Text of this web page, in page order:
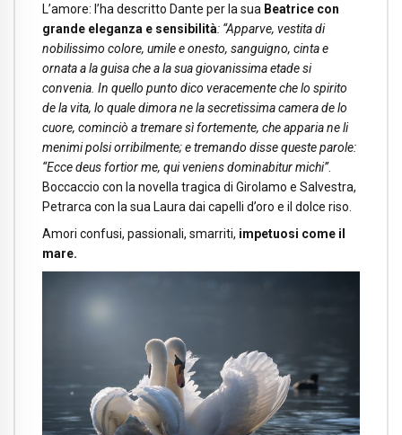
L’amore: l’ha descritto Dante per la sua Beatrice con
grande eleganza e sensibilità: “Apparve, vestita di
nobilissimo colore, umile e onesto, sanguigno, cinta e
ornata a la guisa che a la sua giovanissima etade si
convenia. In quello punto dico veracemente che lo spirito
de la vita, lo quale dimora ne la secretissima camera de lo
cuore, cominciò a tremare sì fortemente, che apparia ne li
menimi polsi orribilmente; e tremando disse queste parole:
“Ecce deus fortior me, qui veniens dominabitur michi”.
Boccaccio con la novella tragica di Girolamo e Salvestra,
Petrarca con la sua Laura dai capelli d’oro e il dolce riso.
Amori confusi, passionali, smarriti, impetuosi come il
mare.